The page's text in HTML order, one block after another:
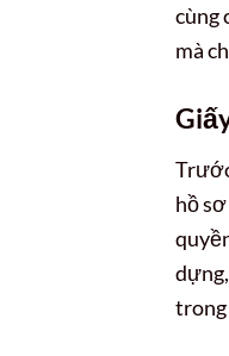
cùng
mà
hồ
trong